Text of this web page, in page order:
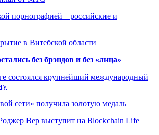
порнографией – российские и
в Витебской области
без брэндов и без «лица»
состоялся крупнейший международный
сети» получила золотую медаль
Вер выступит на Blockchain Life